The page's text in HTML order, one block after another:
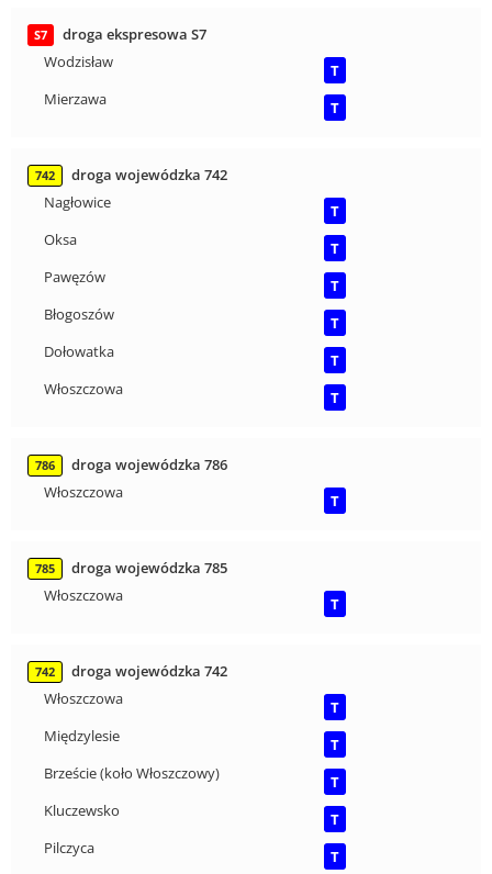
S7
droga ekspresowa S7
Wodzisław
T
Mierzawa
T
742
droga wojewódzka 742
Nagłowice
T
Oksa
T
Pawęzów
T
Błogoszów
T
Dołowatka
T
Włoszczowa
T
786
droga wojewódzka 786
Włoszczowa
T
785
droga wojewódzka 785
Włoszczowa
T
742
droga wojewódzka 742
Włoszczowa
T
Międzylesie
T
Brzeście (koło Włoszczowy)
T
Kluczewsko
T
Pilczyca
T